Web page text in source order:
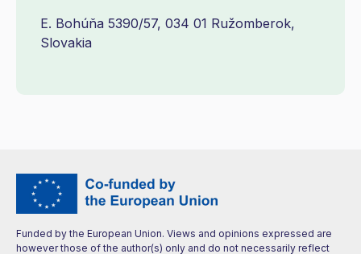
E. Bohúňa 5390/57, 034 01 Ružomberok,
Slovakia
Funded by the European Union. Views and opinions expressed are
however those of the author(s) only and do not necessarily reflect